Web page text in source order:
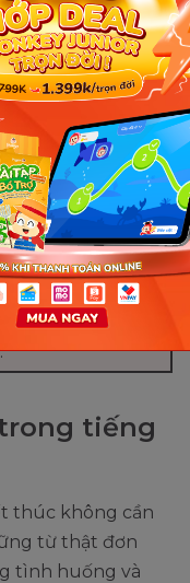
tốt nhất tạm
ở các email
mật cho bạn
và gia đình.
cách phổ biến
trang trọng để
thúc email nếu
không biết
nhận của
chính xác là
tiếng
thúc không cần
từ thật đơn
tình huống và